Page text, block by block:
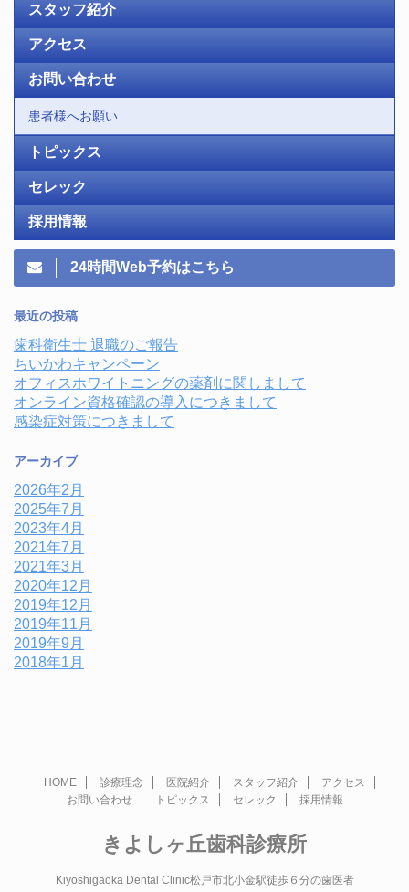
スタッフ紹介
アクセス
お問い合わせ
患者様へお願い
トピックス
セレック
採用情報
24時間Web予約はこちら
最近の投稿
歯科衛生士 退職のご報告
ちいかわキャンペーン
オフィスホワイトニングの薬剤に関しまして
オンライン資格確認の導入につきまして
感染症対策につきまして
アーカイブ
2026年2月
2025年7月
2023年4月
2021年7月
2021年3月
2020年12月
2019年12月
2019年11月
2019年9月
2018年1月
HOME 診療理念 医院紹介 スタッフ紹介
アクセス
お問い合わせ
トピックス セレック 採用情報
きよしヶ丘歯科診療所
Kiyoshigaoka Dental Clinic松戸市北小金駅徒歩６分の歯医者